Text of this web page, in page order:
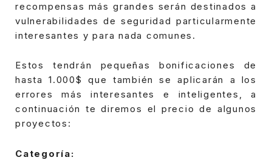
recompensas más grandes serán destinados a
vulnerabilidades de seguridad particularmente
interesantes y para nada comunes.
Estos tendrán pequeñas bonificaciones de
hasta 1.000$ que también se aplicarán a los
errores más interesantes e inteligentes, a
continuación te diremos el precio de algunos
proyectos:
Categoría: